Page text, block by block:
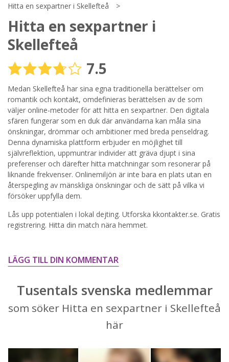
Din mailadress?
Sekretesspolicyn. Jag godkänner att ta emot information och
reklam via e-post från hemsidans operatörer. Jag kan dra
tillbaka godkännande när jag vill.
STARTA NU!
Hitta en sexpartner i Skellefteå
Hitta en sexpartner i
Skellefteå
7.5
Medan Skellefteå har sina egna traditionella berättelser om
romantik och kontakt, omdefinieras berättelsen av de som
väljer online-metoder för att hitta en sexpartner. Den digitala
sfären fungerar som en duk där användarna kan måla sina
önskningar, drömmar och ambitioner med breda penseldrag.
Denna dynamiska plattform erbjuder en möjlighet till
självreflektion, uppmuntrar individer att gräva djupt i sina
preferenser och därefter hitta matchningar som resonerar på
liknande frekvenser. Onlinemiljön är inte bara en plats utan en
återspegling av mänskliga önskningar och de sätt på vilka vi
försöker uppfylla dem.
Lås upp potentialen i lokal dejting. Utforska kkontakter.se. Gratis
registrering. Hitta din match nära hemmet.
LÄGG TILL DIN KOMMENTAR
Tusentals svenska medlemmar
som söker Hitta en sexpartner i Skellefteå
här